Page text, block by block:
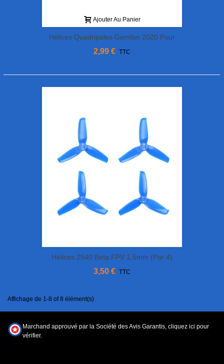
Ajouter Au Panier
Hélices Quadripales Gemfan 2020 Pour
BetaFPV 1,5mm
2,99 € TTC
Hélices 2540 Beta FPV 1,5mm (par 4)
3,50 € TTC
Affichage de 1-8 of 8 élément(s)
Marchand approuvé par la Société des Avis Garantis, cliquez ici pour
vérifier.